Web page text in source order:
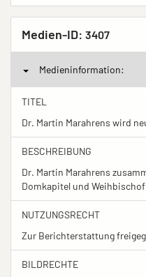
Medien-ID: 3407
Medieninformation:
TITEL
Dr. Martin Marahrens wird
BESCHREIBUNG
Dr. Martin Marahrens
Domkapitel und
NUTZUNGSRECHT
Zur Berichterstattung
BILDRECHTE